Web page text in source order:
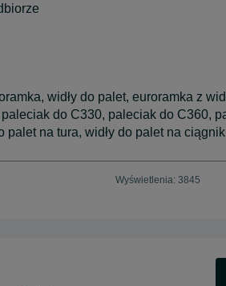
widły do palet, euroramka z
do C330, paleciak do C360,
palet na tura, widły do palet na ciągnik
Wyświetlenia: 3845